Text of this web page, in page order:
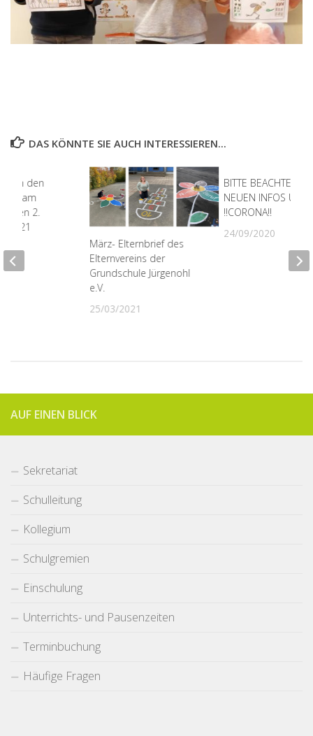
DAS KÖNNTE SIE AUCH INTERESSIEREN...
März- Elternbrief des
Elternvereins der
Grundschule Jürgenohl
e.V.
25/03/2021
BITTE BEACHTEN
NEUEN INFOS
!!CORONA!!
24/09/2020
den
am
den 2.
2021
AUF EINEN BLICK
Sekretariat
Schulleitung
Kollegium
Schulgremien
Einschulung
Unterrichts- und Pausenzeiten
Terminbuchung
Häufige Fragen